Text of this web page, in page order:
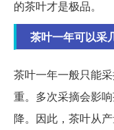
的茶叶才是极品。
茶叶一年可以采
茶叶一年一般只能
重。多次采摘会影
降。因此，茶叶从